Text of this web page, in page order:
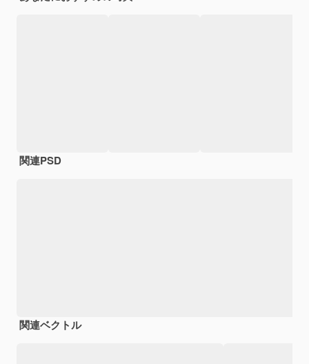
関連PSD
関連ベクトル